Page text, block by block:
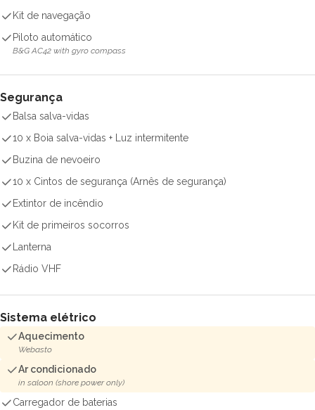
Kit de navegação
Piloto automático
B&G AC42 with gyro compass
Segurança
Balsa salva-vidas
10 x Boia salva-vidas + Luz intermitente
Buzina de nevoeiro
10 x Cintos de segurança (Arnês de segurança)
Extintor de incêndio
Kit de primeiros socorros
Lanterna
Rádio VHF
Sistema elétrico
Aquecimento
Webasto
Ar condicionado
in saloon (shore power only)
Carregador de baterias